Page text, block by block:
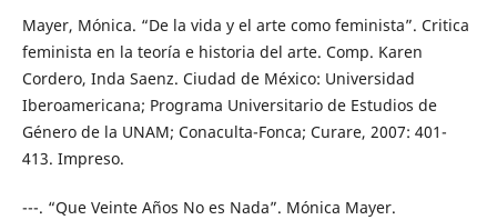
Mayer, Mónica. “De la vida y el arte como feminista”. Critica
feminista en la teoría e historia del arte. Comp. Karen
Cordero, Inda Saenz. Ciudad de México: Universidad
Iberoamericana; Programa Universitario de Estudios de
Género de la UNAM; Conaculta-Fonca; Curare, 2007: 401-
413. Impreso.
---. “Que Veinte Años No es Nada”. Mónica Mayer.